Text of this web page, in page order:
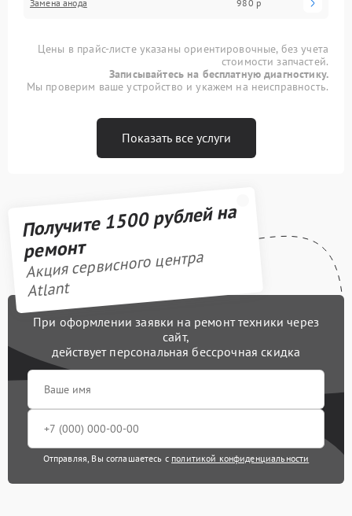
Замена анода 980 р
Цены в прайс-листе указаны ориентировочные, без учета
стоимости запчастей.
Записывайтесь на бесплатную диагностику.
Мы проверим ваше устройство и укажем на неисправность.
Показать все услуги
Получите 1500 рублей на
ремонт
Акция сервисного центра
Atlant
При оформлении заявки на ремонт техники через
сайт,
действует персональная бессрочная скидка
Отправляя, Вы соглашаетесь с политикой конфиденциальности